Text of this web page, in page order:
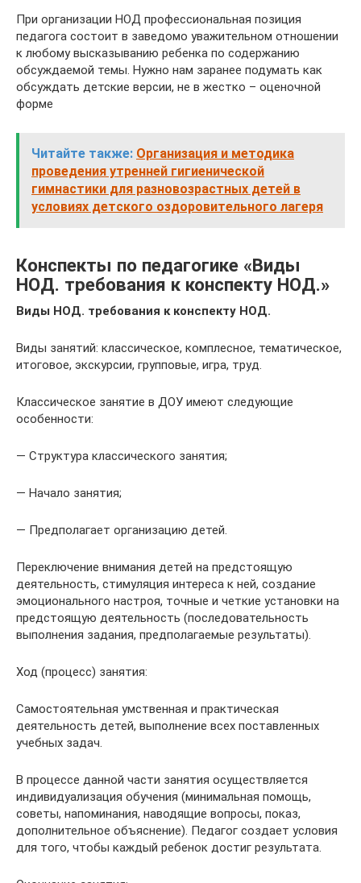
При организации НОД профессиональная позиция
педагога состоит в заведомо уважительном отношении
к любому высказыванию ребенка по содержанию
обсуждаемой темы. Нужно нам заранее подумать как
обсуждать детские версии, не в жестко – оценочной
форме
Читайте также: Организация и методика
проведения утренней гигиенической
гимнастики для разновозрастных детей в
условиях детского оздоровительного лагеря
Конспекты по педагогике «Виды
НОД. требования к конспекту НОД.»
Виды НОД. требования к конспекту НОД.
Виды занятий: классическое, комплесное, тематическое,
итоговое, экскурсии, групповые, игра, труд.
Классическое занятие в ДОУ имеют следующие
особенности:
— Структура классического занятия;
— Начало занятия;
— Предполагает организацию детей.
Переключение внимания детей на предстоящую
деятельность, стимуляция интереса к ней, создание
эмоционального настроя, точные и четкие установки на
предстоящую деятельность (последовательность
выполнения задания, предполагаемые результаты).
Ход (процесс) занятия:
Самостоятельная умственная и практическая
деятельность детей, выполнение всех поставленных
учебных задач.
В процессе данной части занятия осуществляется
индивидуализация обучения (минимальная помощь,
советы, напоминания, наводящие вопросы, показ,
дополнительное объяснение). Педагог создает условия
для того, чтобы каждый ребенок достиг результата.